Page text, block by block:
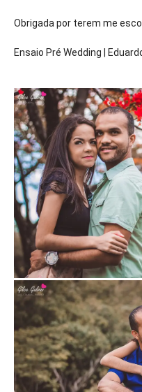
Obrigada por terem me
Ensaio Pré Wedding |